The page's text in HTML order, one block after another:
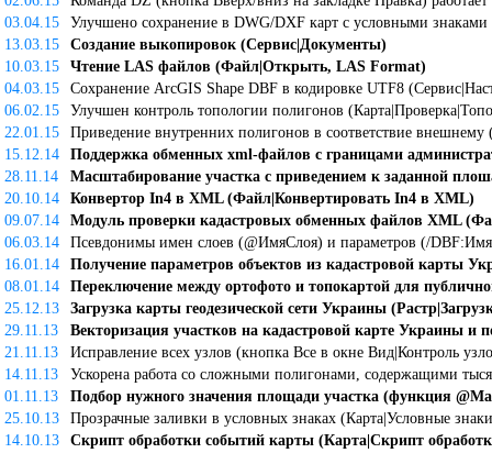
03.04.15
Улучшено сохранение в DWG/DXF карт с условными знаками
13.03.15
Создание выкопировок (Сервис|Документы)
10.03.15
Чтение LAS файлов (Файл|Открыть, LAS Format)
04.03.15
Сохранение ArcGIS Shape DBF в кодировке UTF8
06.02.15
Улучшен контроль топологии полигонов
22.01.15
Приведение внутренних полигонов в соответствие
15.12.14
Поддержка обменных xml-файлов с границами
28.11.14
Масштабирование участка с приведением к заданной
20.10.14
Конвертор In4 в XML (Файл|Конвертировать In4 в XML)
09.07.14
Модуль проверки кадастровых обменных файлов XML
06.03.14
Псевдонимы имен слоев (@ИмяСлоя) и параметров (/
16.01.14
Получение параметров объектов из кадастровой карты
08.01.14
Переключение между ортофото и топокартой для
25.12.13
Загрузка карты геодезической сети Украины
29.11.13
Векторизация участков на кадастровой карте Украины и
21.11.13
Исправление всех узлов (кнопка Все в окне Вид|Контроль
14.11.13
Ускорена работа со сложными полигонами, содержащими
01.11.13
Подбор нужного значения площади участка (функция
25.10.13
Прозрачные заливки в условных знаках (Карта|Условные
14.10.13
Скрипт обработки событий карты (Карта|Скрипт